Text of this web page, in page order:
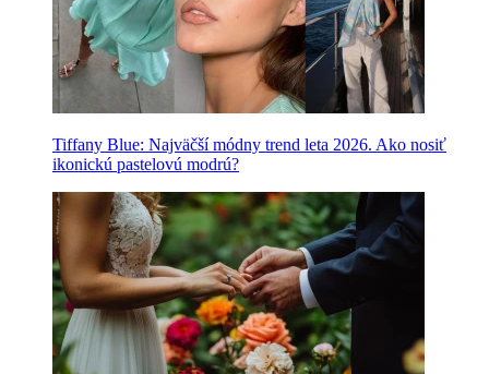
Tiffany Blue: Najväčší módny trend leta 2026. Ako nosiť
ikonickú pastelovú modrú?